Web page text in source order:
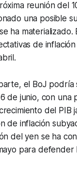
reunión del
una posible
ha
de
el BoJ
de junio, con una
del PIB
de inflación
del yen se ha
para defender